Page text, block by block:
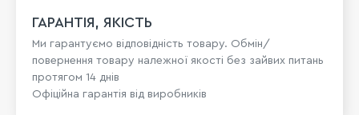
ГАРАНТІЯ, ЯКІСТЬ
Ми гарантуємо відповідність товару. Обмін/
повернення товару належної якості без зайвих питань
протягом 14 днів
Офіційна гарантія від виробників